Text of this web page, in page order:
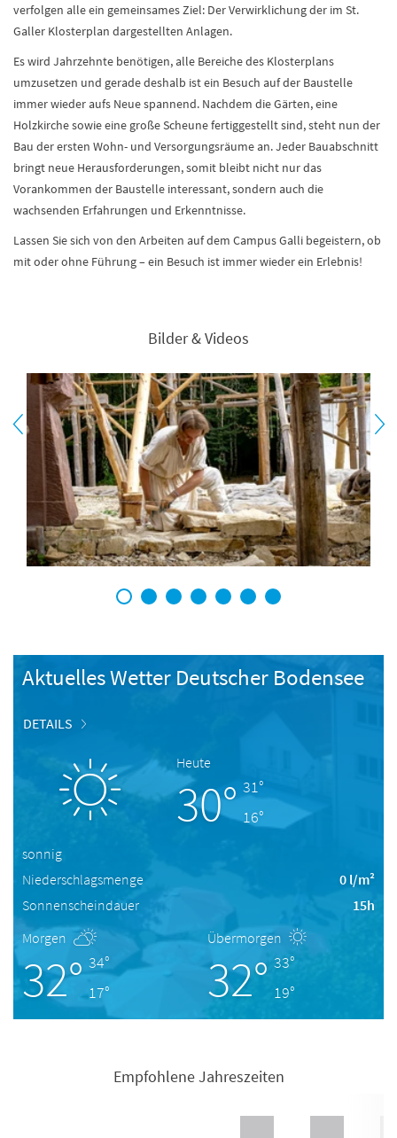
verfolgen alle ein gemeinsames Ziel: Der Verwirklichung der im St.
Galler Klosterplan dargestellten Anlagen.
Es wird Jahrzehnte benötigen, alle Bereiche des Klosterplans
umzusetzen und gerade deshalb ist ein Besuch auf der Baustelle
immer wieder aufs Neue spannend. Nachdem die Gärten, eine
Holzkirche sowie eine große Scheune fertiggestellt sind, steht nun der
Bau der ersten Wohn- und Versorgungsräume an. Jeder Bauabschnitt
bringt neue Herausforderungen, somit bleibt nicht nur das
Vorankommen der Baustelle interessant, sondern auch die
wachsenden Erfahrungen und Erkenntnisse.
Lassen Sie sich von den Arbeiten auf dem Campus Galli begeistern, ob
mit oder ohne Führung – ein Besuch ist immer wieder ein Erlebnis!
Bilder & Videos
1 2 3 4 5 6 7
Aktuelles Wetter Deutscher Bodensee
DETAILS
Heute
30° 31°
16°
sonnig
Niederschlagsmenge
0 l/m²
Sonnenscheindauer
15h
Morgen
32° 34°
17°
Übermorgen
32° 33°
19°
Empfohlene Jahreszeiten